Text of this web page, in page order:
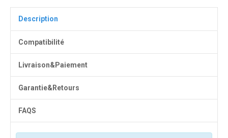
Description
Compatibilité
Livraison&Paiement
Garantie&Retours
FAQS